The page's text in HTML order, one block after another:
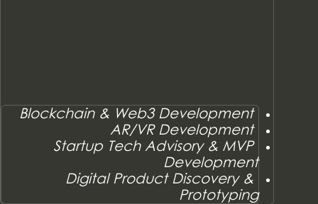
Blockchain & Web3 Development
AR/VR Development
Startup Tech Advisory & MVP
Development
Digital Product Discovery &
Prototyping